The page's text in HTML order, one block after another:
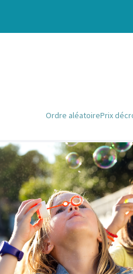
Ordre aléatoirePrix